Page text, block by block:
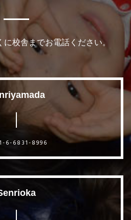
校舎までお電話ください。
6-6831-8996